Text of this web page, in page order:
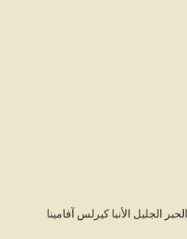
الجليل الأنبا كيرلس آفامينا